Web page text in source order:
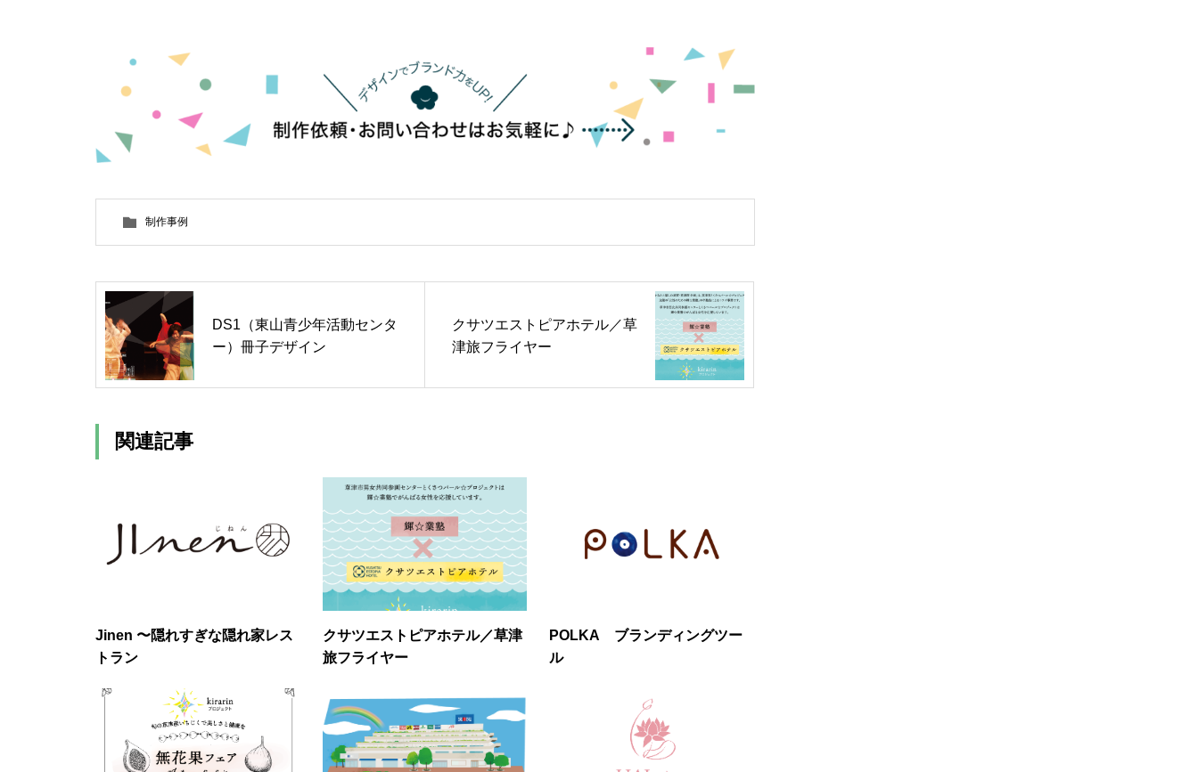
制作事例
DS1（東山青少年活動センタ
ー）冊子デザイン
クサツエストピアホテル／草
津旅フライヤー
関連記事
Jinen 〜隠れすぎな隠れ家レス
トラン
クサツエストピアホテル／草津
旅フライヤー
POLKA ブランディングツー
ル